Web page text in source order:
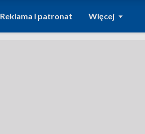
Reklama i patronat Więcej